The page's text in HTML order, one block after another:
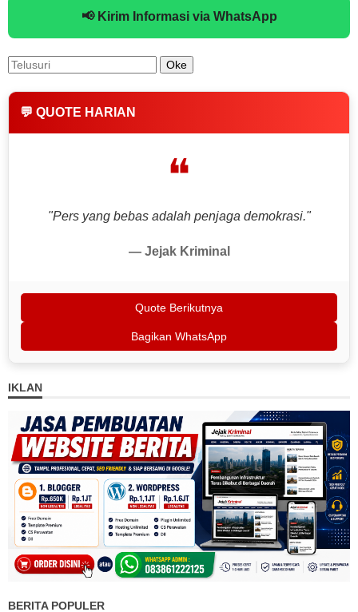
📢 Kirim Informasi via WhatsApp
💬 QUOTE HARIAN
❝
"Pers yang bebas adalah penjaga demokrasi."
— Jejak Kriminal
Quote Berikutnya
Bagikan WhatsApp
IKLAN
BERITA POPULER